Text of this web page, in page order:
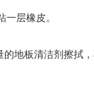
层橡皮。
地板清洁剂擦拭